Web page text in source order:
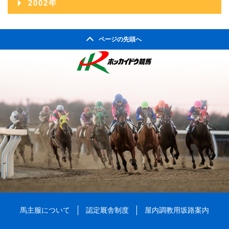
2010年03月
2010年01月
2009年03月
2008年05月
2008年01月
2007年02月
2007年01月
2006年08月
2006年03月
2006年02月
2006年01月
2005年09月
2005年08月
2005年07月
2005年04月
2005年03月
2005年02月
2005年01月
2004年10月
2004年06月
2004年05月
2004年04月
2004年03月
2004年02月
2004年01月
2003年07月
2003年06月
2003年05月
2003年04月
2003年01月
2002年
ページの先頭へ
馬主服について 認定厩舎制度 屋内調教用坂路案内